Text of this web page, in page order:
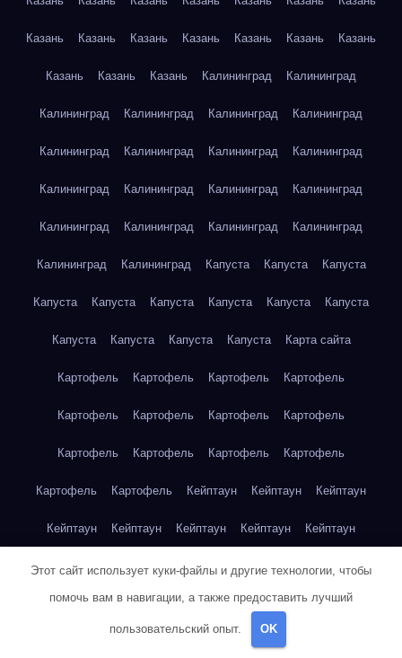
Казань Казань Казань Казань Казань Казань Казань
Казань Казань Казань Калининград Калининград
Калининград Калининград Калининград Калининград
Калининград Калининград Калининград Калининград
Калининград Калининград Калининград Калининград
Калининград Калининград Калининград Калининград
Калининград Калининград Капуста Капуста Капуста
Капуста Капуста Капуста Капуста Капуста Капуста
Капуста Капуста Капуста Капуста Карта сайта
Картофель Картофель Картофель Картофель
Картофель Картофель Картофель Картофель
Картофель Картофель Картофель Картофель
Картофель Картофель Кейптаун Кейптаун Кейптаун
Кейптаун Кейптаун Кейптаун Кейптаун Кейптаун
Кейптаун Кейптаун Кейптаун Кейптаун Кейптаун
Кейптаун Кейптаун Кейптаун Кейптаун Кейптаун
Клубника
Этот сайт использует куки-файлы и другие технологии, чтобы
помочь вам в навигации, а также предоставить лучший
пользовательский опыт. OK